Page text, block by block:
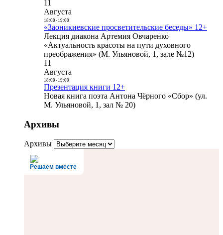
11
Августа
18:00- 19:00
«Заоникиевские просветительские беседы» 12+
Лекция диакона Артемия Овчаренко
«Актуальность красоты на пути духовного
преображения» (М. Ульяновой, 1, зале №12)
11
Августа
18:00- 19:00
Презентация книги 12+
Новая книга поэта Антона Чёрного «Сбор» (ул.
М. Ульяновой, 1, зал № 20)
Архивы
Архивы
Решаем вместе